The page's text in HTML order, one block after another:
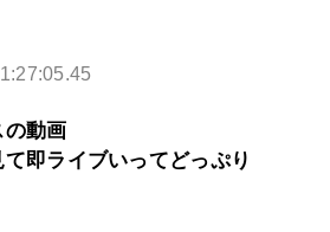
の動画
即ライブいってどっぷり